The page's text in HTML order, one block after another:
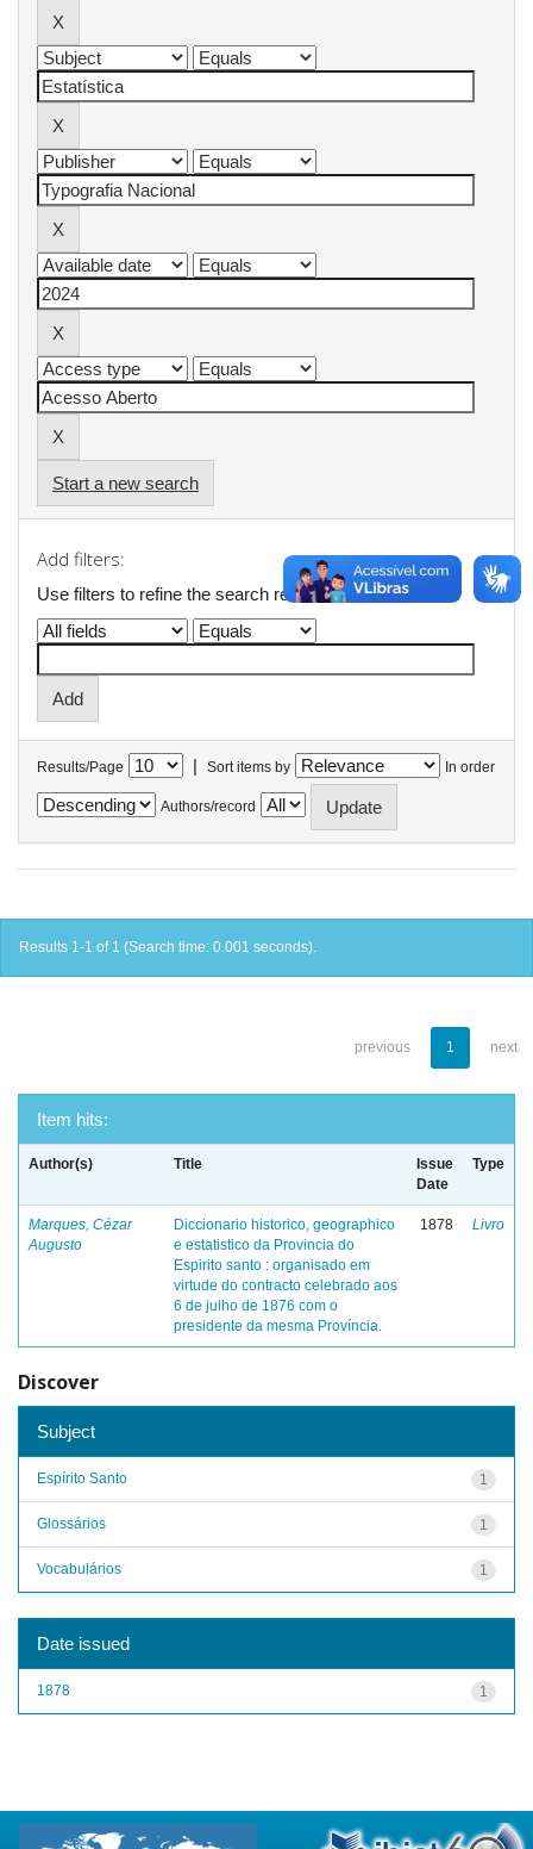
Start a new search
Add filters:
Use filters to refine the search results.
Results/Page | Sort items by In order
Authors/record
Results 1-1 of 1 (Search time: 0.001 seconds).
previous 1 next
Item hits:
Author(s) Title
Issue
Date
Type
Marques, Cézar
Augusto
Diccionario historico, geographico
e estatistico da Provincia do
Espirito santo : organisado em
virtude do contracto celebrado aos
6 de julho de 1876 com o
presidente da mesma Província.
1878 Livro
Discover
Subject
1
Espírito Santo
1
Glossários
1
Vocabulários
Date issued
1
1878